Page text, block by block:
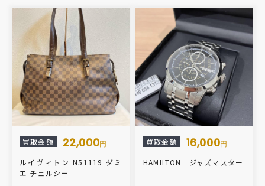
買取金額 22,000円
ルイヴィトン N51119 ダミ
エ チェルシー
買取金額 16,000円
HAMILTON ジャズマスター